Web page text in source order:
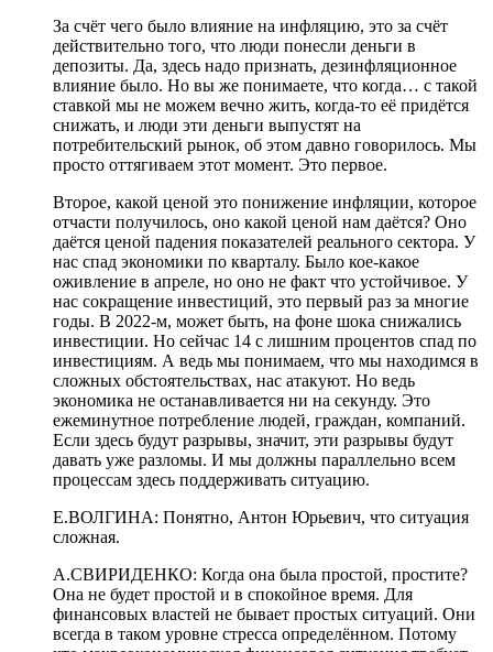
За счёт чего было влияние на инфляцию, это за счёт
действительно того, что люди понесли деньги в
депозиты. Да, здесь надо признать, дезинфляционное
влияние было. Но вы же понимаете, что когда… с такой
ставкой мы не можем вечно жить, когда-то её придётся
снижать, и люди эти деньги выпустят на
потребительский рынок, об этом давно говорилось. Мы
просто оттягиваем этот момент. Это первое.
Второе, какой ценой это понижение инфляции, которое
отчасти получилось, оно какой ценой нам даётся? Оно
даётся ценой падения показателей реального сектора. У
нас спад экономики по кварталу. Было кое-какое
оживление в апреле, но оно не факт что устойчивое. У
нас сокращение инвестиций, это первый раз за многие
годы. В 2022-м, может быть, на фоне шока снижались
инвестиции. Но сейчас 14 с лишним процентов спад по
инвестициям. А ведь мы понимаем, что мы находимся в
сложных обстоятельствах, нас атакуют. Но ведь
экономика не останавливается ни на секунду. Это
ежеминутное потребление людей, граждан, компаний.
Если здесь будут разрывы, значит, эти разрывы будут
давать уже разломы. И мы должны параллельно всем
процессам здесь поддерживать ситуацию.
Е.ВОЛГИНА: Понятно, Антон Юрьевич, что ситуация
сложная.
А.СВИРИДЕНКО: Когда она была простой, простите?
Она не будет простой и в спокойное время. Для
финансовых властей не бывает простых ситуаций. Они
всегда в таком уровне стресса определённом. Потому